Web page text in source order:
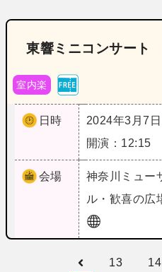
東響ミニコンサー
室内楽
日時
2024年3月7日
開演：12:15
会場 神奈川
ミュー
ル・歓喜の広
13 14